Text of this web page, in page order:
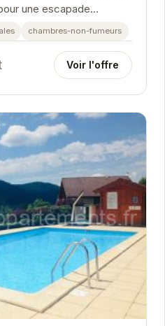
une escapade
en famille. Avec son...
chambres-non-fumeurs
Voir l'offre